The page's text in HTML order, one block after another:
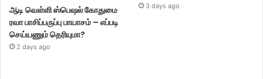
ஆடி வெள்ளி ஸ்பெஷல் கோதுமை
ரவா பாசிப்பருப்பு பாயாசம் – எப்படி
செய்யணும் தெரியுமா?
2 days ago
3 days ago